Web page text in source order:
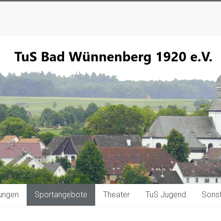
Sportangebote Theater TuS Jugend